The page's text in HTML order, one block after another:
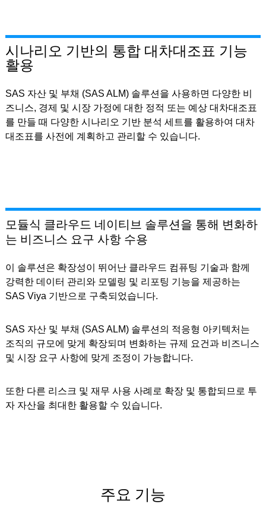
시나리오 기반의 통합 대차대조표 기능
활용
SAS 자산 및 부채 (SAS ALM) 솔루션을 사용하면 다양한 비
즈니스, 경제 및 시장 가정에 대한 정적 또는 예상 대차대조표
를 만들 때 다양한 시나리오 기반 분석 세트를 활용하여 대차
대조표를 사전에 계획하고 관리할 수 있습니다.
모듈식 클라우드 네이티브 솔루션을 통해 변화하
는 비즈니스 요구 사항 수용
이 솔루션은 확장성이 뛰어난 클라우드 컴퓨팅 기술과 함께
강력한 데이터 관리와 모델링 및 리포팅 기능을 제공하는
SAS Viya 기반으로 구축되었습니다.
SAS 자산 및 부채 (SAS ALM) 솔루션의 적응형 아키텍처는
조직의 규모에 맞게 확장되며 변화하는 규제 요건과 비즈니스
및 시장 요구 사항에 맞게 조정이 가능합니다.
또한 다른 리스크 및 재무 사용 사례로 확장 및 통합되므로 투
자 자산을 최대한 활용할 수 있습니다.
주요 기능